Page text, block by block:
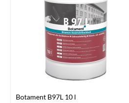
Botament B97L 10 l